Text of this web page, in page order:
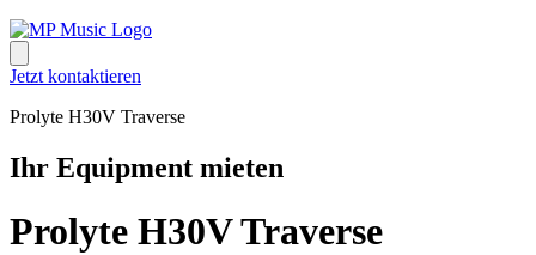
Jetzt kontaktieren
Prolyte H30V Traverse
Ihr Equipment mieten
Prolyte H30V Traverse